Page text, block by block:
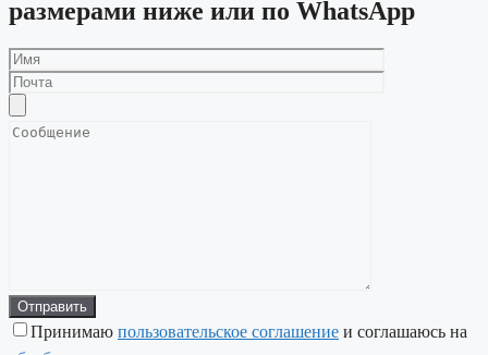
размерами ниже или по WhatsApp
Принимаю пользовательское соглашение и соглашаюсь на